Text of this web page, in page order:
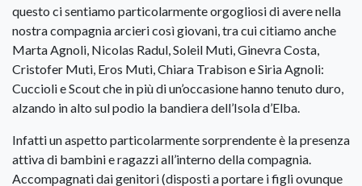
questo ci sentiamo particolarmente orgogliosi di avere nella
nostra compagnia arcieri così giovani, tra cui citiamo anche
Marta Agnoli, Nicolas Radul, Soleil Muti, Ginevra Costa,
Cristofer Muti, Eros Muti, Chiara Trabison e Siria Agnoli:
Cuccioli e Scout che in più di un’occasione hanno tenuto duro,
alzando in alto sul podio la bandiera dell’Isola d’Elba.
Infatti un aspetto particolarmente sorprendente è la presenza
attiva di bambini e ragazzi all’interno della compagnia.
Accompagnati dai genitori (disposti a portare i figli ovunque